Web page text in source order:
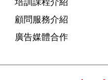
培訓課程介紹
顧問服務介紹
廣告媒體合作